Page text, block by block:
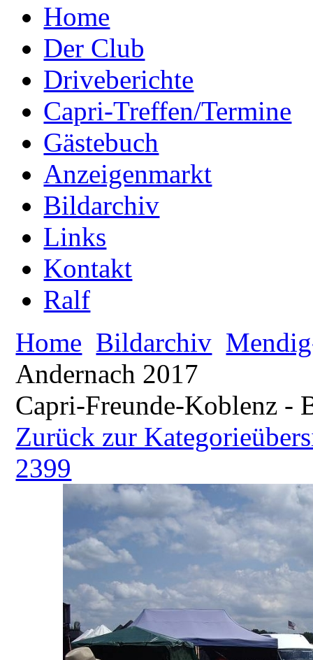
Home
Der Club
Driveberichte
Capri-Treffen/Termine
Gästebuch
Anzeigenmarkt
Bildarchiv
Links
Kontakt
Ralf
Home Bildarchiv
Andernach 2017
Capri-Freunde-Koblenz -
Zurück zur
2399